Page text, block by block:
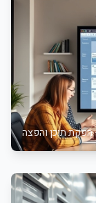
הפקת תוכן והפצה